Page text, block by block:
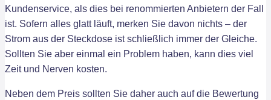
Kundenservice, als dies bei renommierten Anbietern der Fall
ist. Sofern alles glatt läuft, merken Sie davon nichts – der
Strom aus der Steckdose ist schließlich immer der Gleiche.
Sollten Sie aber einmal ein Problem haben, kann dies viel
Zeit und Nerven kosten.
Neben dem Preis sollten Sie daher auch auf die Bewertung